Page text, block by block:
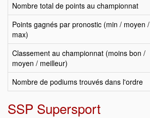
Nombre total de points au championnat
Points gagnés par pronostic (min / moyen /
max)
Classement au championnat (moins bon /
moyen / meilleur)
Nombre de podiums trouvés dans l'ordre
SSP Supersport